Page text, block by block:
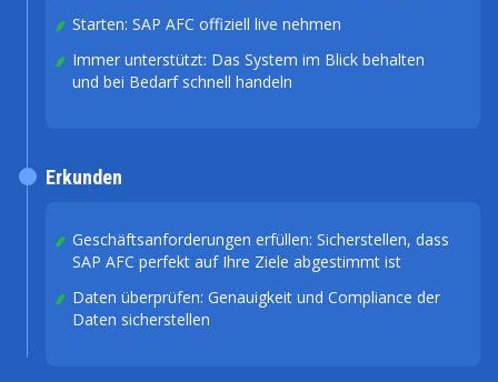
Starten: SAP AFC offiziell live nehmen
Immer unterstützt: Das System im Blick behalten
und bei Bedarf schnell handeln
Geschäftsanforderungen erfüllen: Sicherstellen, dass
SAP AFC perfekt auf Ihre Ziele abgestimmt ist
Daten überprüfen: Genauigkeit und Compliance der
Daten sicherstellen
Erkunden